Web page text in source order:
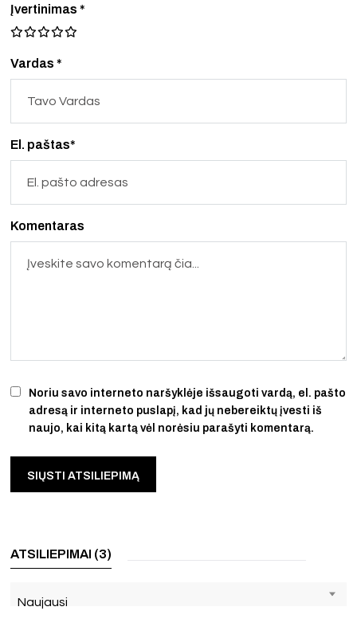
Vardas *
El. paštas*
Noriu savo interneto naršyklėje išsaugoti vardą, el. pašto
adresą ir interneto puslapį, kad jų nebereiktų įvesti iš
naujo, kai kitą kartą vėl norėsiu parašyti komentarą.
Įvertinimas*
Komentaras
ATSILIEPIMAI (3)
Naujausi